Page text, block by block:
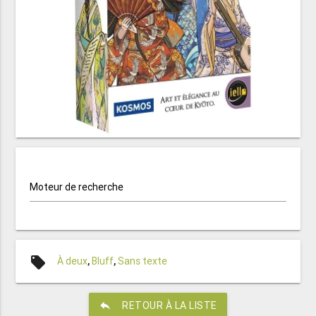
Moteur de recherche
local_offer À deux, Bluff,Sans texte
reply RETOUR À LA LISTE